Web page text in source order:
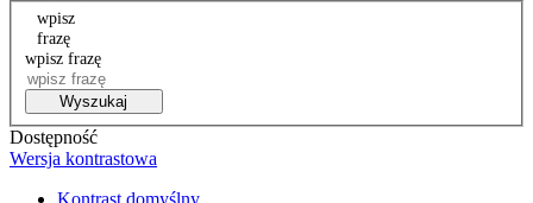
wpisz
frazę
wpisz frazę
Wyszukaj
Dostępność
Wersja kontrastowa
Kontrast domyślny